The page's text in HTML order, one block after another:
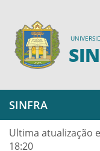
SINFRA
Ultima atualização
18:20